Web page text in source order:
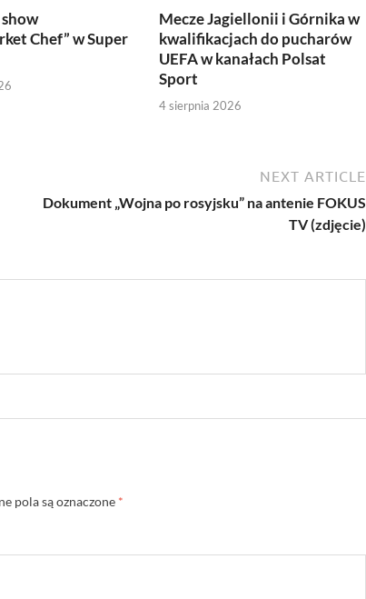
Chef” w Super
Mecze Jagiellonii i Górnika w
kwalifikacjach do pucharów
UEFA w kanałach Polsat
Sport
4 sierpnia 2026
NEXT ARTICLE
Dokument „Wojna po rosyjsku” na antenie FOKUS
TV (zdjęcie)
pola są oznaczone *